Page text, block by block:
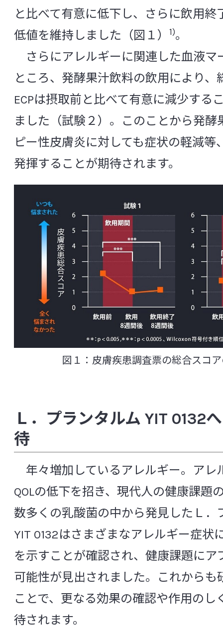
医薬品研究所
化粧品研究所
安全性研究所
分析試験研究所
非営利法人ヤクルト本社ヨーロッパ
と比べて有意に低下し、さらに飲用終
低値を維持しました（図１）
1)。
さらにアレルギーに関連した血液マ
ところ、発酵果汁飲料の飲用により、
ECPは摂取前と比べて有意に減少する
ました（試験２）。このことから発酵
ピー性皮膚炎に対しても症状の軽減等
発揮することが期待されます。
図１：皮膚疾患調査票の総合スコ
Ｌ．プランタルム YIT 0132
待
年々増加しているアレルギー。アレ
QOLの低下を招き、現代人の健康課題
数多くの乳酸菌の中から発見したＬ．
YIT 0132はさまざまなアレルギー症状
を示すことが確認され、健康課題にア
可能性が見出されました。これからも
ことで、更なる効果の確認や作用のし
待されます。